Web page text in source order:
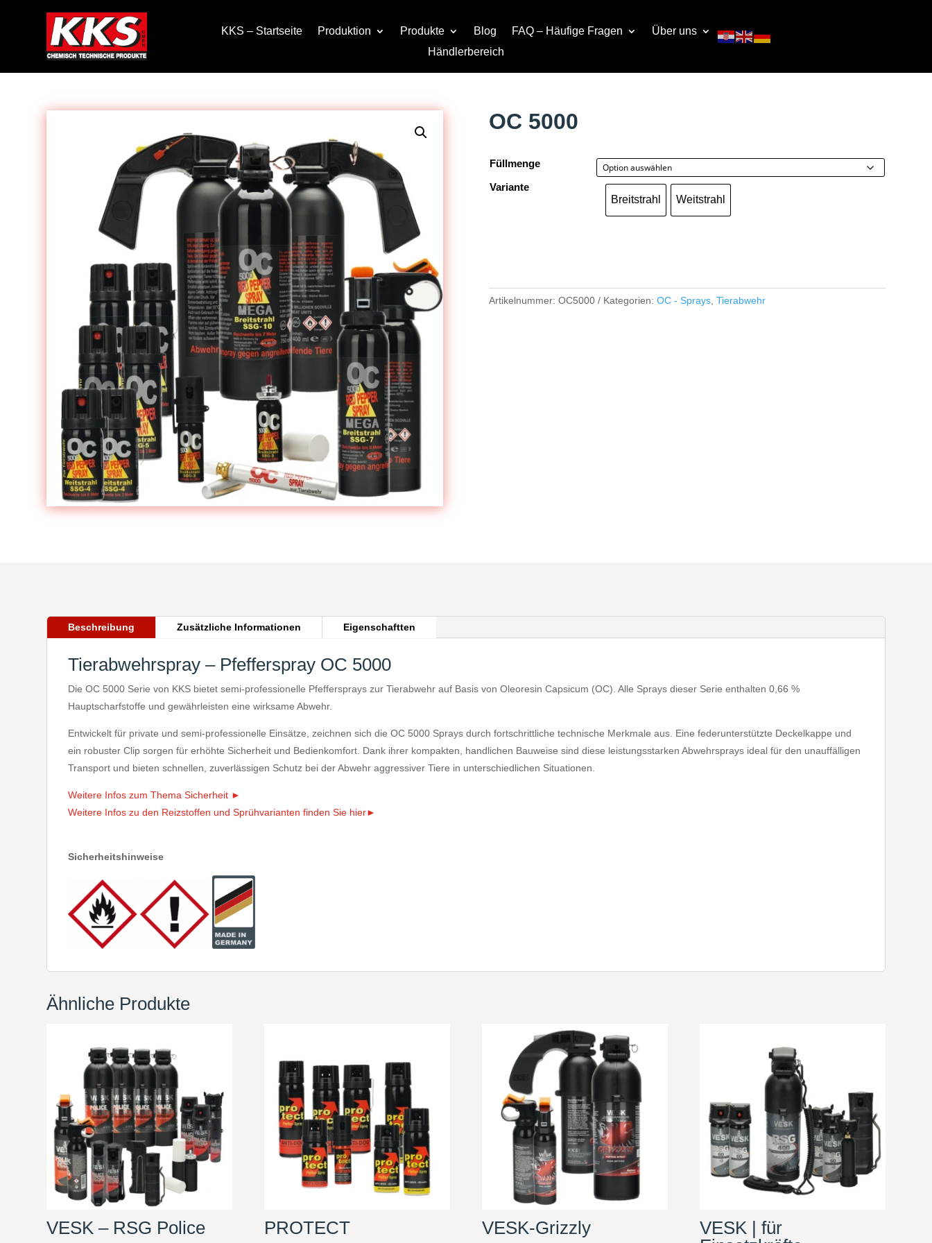
KKS – Startseite Produktion Produkte Blog FAQ – Häufige Fragen
Über uns
Händlerbereich
OC 5000
Füllmenge
Variante
Breitstrahl
Weitstrahl
Artikelnummer:OC5000 Kategorien:OC - Sprays ,Tierabwehr
Beschreibung Zusätzliche Informationen Eigenschaftten
Tierabwehrspray – Pfefferspray OC 5000
Die OC 5000 Serie von KKS bietet semi-professionelle Pfeffersprays zur Tierabwehr auf Basis von Oleoresin Capsicum (OC). Alle Sprays dieser Serie enthalten 0,66 %
Hauptscharfstoffe und gewährleisten eine wirksame Abwehr.
Entwickelt für private und semi-professionelle Einsätze, zeichnen sich die OC 5000 Sprays durch fortschrittliche technische Merkmale aus. Eine federunterstützte Deckelkappe und
ein robuster Clip sorgen für erhöhte Sicherheit und Bedienkomfort. Dank ihrer kompakten, handlichen Bauweise sind diese leistungsstarken Abwehrsprays ideal für den unauffälligen
Transport und bieten schnellen, zuverlässigen Schutz bei der Abwehr aggressiver Tiere in unterschiedlichen Situationen.
Weitere Infos zum Thema Sicherheit ►
Weitere Infos zu den Reizstoffen und Sprühvarianten finden Sie hier►
Sicherheitshinweise
Ähnliche Produkte
VESK – RSG Police PROTECT VESK-Grizzly
VESK | für